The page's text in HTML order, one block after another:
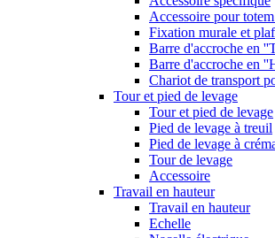
Accessoire pour
Fixation murale et
Barre d'accroche en
Barre d'accroche en
Chariot de transport
Tour et pied de levage
Tour et pied de levage
Pied de levage à treuil
Pied de levage à
Tour de levage
Accessoire
Travail en hauteur
Travail en hauteur
Echelle